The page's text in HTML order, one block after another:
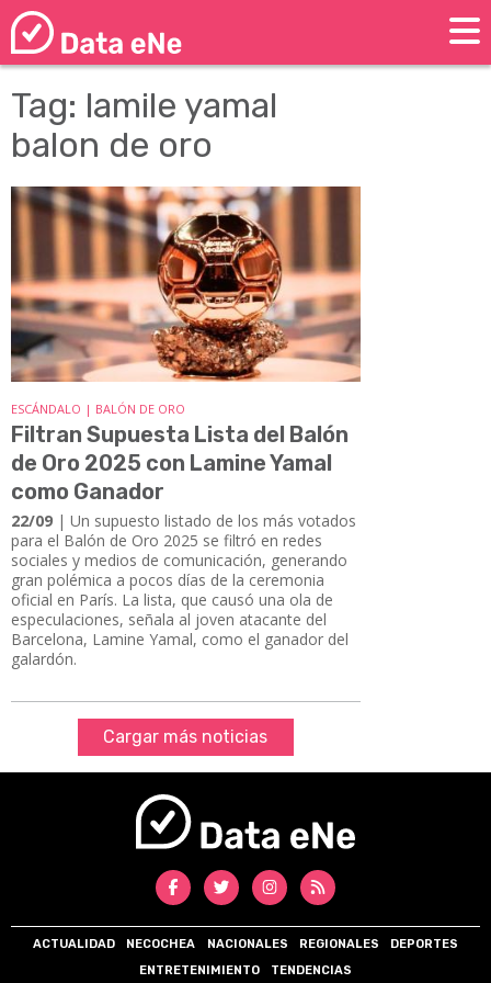
Tag: lamile yamal
balon de oro
ESCÁNDALO | BALÓN DE ORO
Filtran Supuesta Lista del Balón
de Oro 2025 con Lamine Yamal
como Ganador
22/09 | Un supuesto listado de los más votados
para el Balón de Oro 2025 se filtró en redes
sociales y medios de comunicación, generando
gran polémica a pocos días de la ceremonia
oficial en París. La lista, que causó una ola de
especulaciones, señala al joven atacante del
Barcelona, Lamine Yamal, como el ganador del
galardón.
Cargar más noticias
ACTUALIDAD NECOCHEA NACIONALES REGIONALES
DEPORTES
ENTRETENIMIENTO
TENDENCIAS